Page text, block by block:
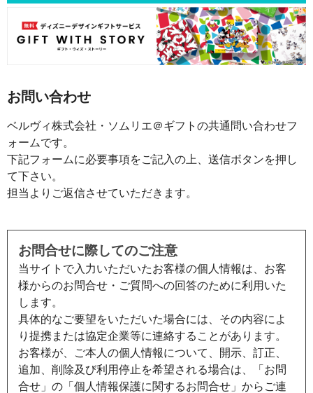
お問い合わせ
ベルヴィ株式会社・ソムリエ＠ギフトの共通問い合わせフ
ォームです。
下記フォームに必要事項をご記入の上、送信ボタンを押し
て下さい。
担当よりご返信させていただきます。
お問合せに際してのご注意
当サイトで入力いただいたお客様の個人情報は、お客
様からのお問合せ・ご質問への回答のために利用いた
します。
具体的なご要望をいただいた場合には、その内容によ
り提携または協定企業等に連絡することがあります。
お客様が、ご本人の個人情報について、開示、訂正、
追加、削除及び利用停止を希望される場合は、「お問
合せ」の「個人情報保護に関するお問合せ」からご連